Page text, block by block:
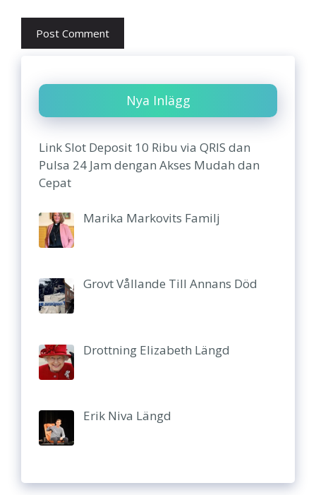
Nya Inlägg
Link Slot Deposit 10 Ribu via QRIS dan
Pulsa 24 Jam dengan Akses Mudah dan
Cepat
Marika Markovits Familj
Grovt Vållande Till Annans Död
Drottning Elizabeth Längd
Erik Niva Längd